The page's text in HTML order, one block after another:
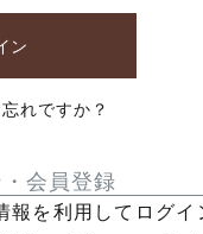
ン
れですか？
会員登録
を利用してログイ